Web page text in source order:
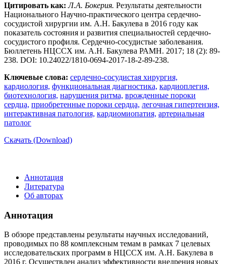
Цитировать как: Л.А. Бокерия. Результаты деятельности
Национального Научно-практического центра сердечно-
сосудистой хирургии им. А.Н. Бакулева в 2016 году как
показатель состояния и развития специальностей сердечно-
сосудистого профиля. Сердечно-сосудистые заболевания.
Бюллетень НЦССХ им. А.Н. Бакулева РАМН. 2017; 18 (2): 89-
238. DOI: 10.24022/1810-0694-2017-18-2-89-238.
Ключевые слова: сердечно-сосудистая хирургия,
кардиология, функциональная диагностика, кардиоплегия,
биотехнология, нарушения ритма, врожденные пороки
сердца, приобретенные пороки сердца, легочная гипертензия,
интерактивная патология, кардиомиопатия, артериальная
патолог
Скачать (Download)
Аннотация
Литература
Об авторах
Аннотация
В обзоре представлены результаты научных исследований,
проводимых по 88 комплексным темам в рамках 7 целевых
исследовательских программ в НЦССХ им. А.Н. Бакулева в
2016 г. Осуществлен анализ эффективности внедрения новых